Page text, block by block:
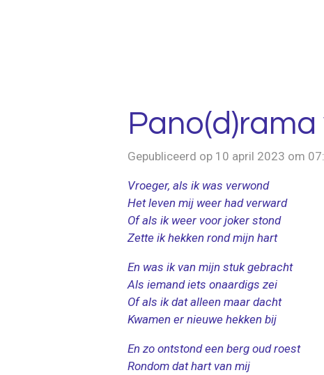
Gepubliceerd op 10 april 2023 om
Vroeger, als ik was verwond
Het leven mij weer had verward
Of als ik weer voor joker stond
Zette ik hekken rond mijn hart
En was ik van mijn stuk gebracht
Als iemand iets onaardigs zei
Of als ik dat alleen maar dacht
Kwamen er nieuwe hekken bij
En zo ontstond een berg oud roest
Rondom dat hart van mij